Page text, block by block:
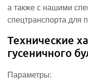
а также с нашими
спецтранспорта для
Технические
гусеничного
Параметры: